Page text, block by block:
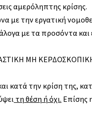
αμερόληπτης κρίσης.
με την εργατική
με τα προσόντα και
ΜΗ
κατά την κρίση της,
τη θέση ή όχι. Επίσης